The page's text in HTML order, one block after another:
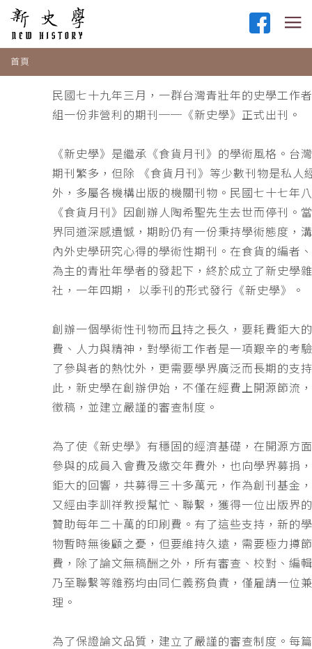
首頁
民國七十九年三月，一群台灣青壯年的史學工作
組一份非營利的期刊──《新史學》正式出刊。
《新史學》是繼承《食貨月刊》的學術風格。台
期刊繁多，但除 《食貨月刊》等少數刊物是私人
外，多屬各機構出版的機關刊物。民國七十七年
《食貨月刊》因創辦人陶希聖先生去世而停刊。
界同道深感遺憾，期盼仍有一份秉持學術態度，
內外史學研究心得的學術性期刊。在食貨的編者
為主的青壯年學者的發起下，終於成立了新史學
社，一年四期， 以季刊的形式發行《新史學》。
創辦一個學術性刊物而且持之長久，要耗費鉅大
費、人力與精神，對學術工作者是一項艱辛的考
了參與者的熱忱外，更需要學界廣泛而長期的支
此，新史學在創辦伊始，不僅在經費上開源節流
徵稿，並建立嚴謹的審查制度。
為了使《新史學》有穩固的經濟基礎，在開源方
參與的成員入會費及繳交年費外，也向學界募捐
鉅大的回響，共募得三十多萬元，作為創刊基金
又經由李訓祥教授幫忙、聯繫，獲得一位出版界
贊助每年二十萬的印刷費。有了這些支持，新的
物暫時無後顧之憂，但要維持久遠，需要極力撙
費，除了論文無稿酬之外，所有審查、校對、編
乃至聯繫等雜務均由同仁義務負責，僅雇請一位
理。
為了保證論文品質，建立了嚴謹的審查制度。每